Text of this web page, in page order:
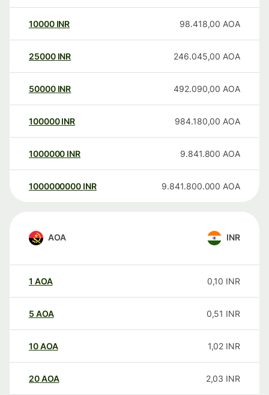
10000 INR 98.418,00 AOA
25000 INR 246.045,00 AOA
50000 INR 492.090,00 AOA
100000 INR 984.180,00 AOA
1000000 INR 9.841.800 AOA
1000000000 INR 9.841.800.000 AOA
AOA INR
1 AOA 0,10 INR
5 AOA 0,51 INR
10AOA 1,02 INR
20AOA 2,03 INR